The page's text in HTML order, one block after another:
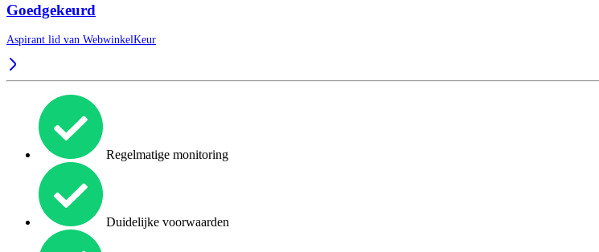
Goedgekeurd
Aspirant lid van WebwinkelKeur
Regelmatige monitoring
Duidelijke voorwaarden